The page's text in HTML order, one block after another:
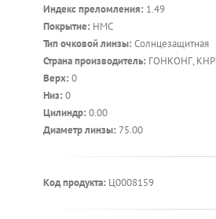
Индекс преломления: 1.49
Покрытие: HMC
Тип очковой линзы: Солнцезащитная
Страна производитель: ГОНКОНГ, КНР
Верх: 0
Низ: 0
Цилиндр: 0.00
Диаметр линзы: 75.00
Код продукта: Ц0008159